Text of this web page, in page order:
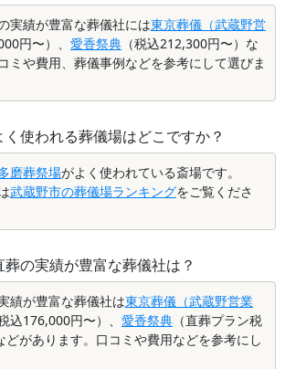
実績が豊富な葬儀社には東京葬儀（武蔵野営
円〜）、 愛香祭典 （税込212,300円〜）な
ミや費用、葬儀事例などを参考にして選びま
使われる葬儀場はどこですか？
磨葬祭場がよく使われている斎場です。
武蔵野市の葬儀場ランキングをご覧くださ
の実績が豊富な葬儀社は？
績が豊富な葬儀社は東京葬儀（武蔵野営業
込176,000円〜）、 愛香祭典 （直葬プラン税
があります。口コミや費用などを参考にし